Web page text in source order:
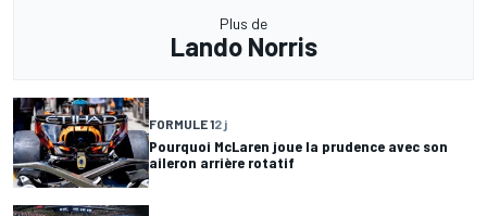
Plus de
Lando Norris
FORMULE 12 j
Pourquoi McLaren joue la prudence avec son
aileron arrière rotatif